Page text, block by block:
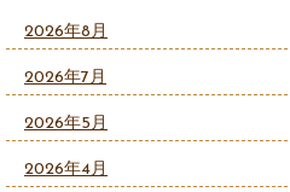
2026年8月
2026年7月
2026年5月
2026年4月